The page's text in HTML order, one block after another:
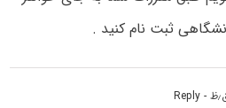
ثبت نام کنید .
- Reply